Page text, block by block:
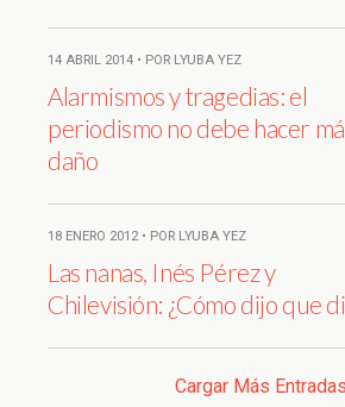
14 ABRIL 2014 • POR LYUBA YEZ
Alarmismos y tragedias: el
periodismo no debe hacer
daño
18 ENERO 2012 • POR LYUBA YEZ
Las nanas, Inés Pérez y
Chilevisión: ¿Cómo dijo que
Cargar Más